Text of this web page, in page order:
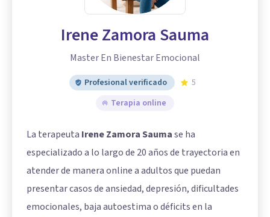
Irene Zamora Sauma
Master En Bienestar Emocional
Profesional verificado
5
Terapia online
La terapeuta Irene Zamora Saumase ha
especializado a lo largo de 20 años de trayectoria en
atender de manera online a adultos que puedan
presentar casos de ansiedad, depresión, dificultades
emocionales, baja autoestima o déficits en la